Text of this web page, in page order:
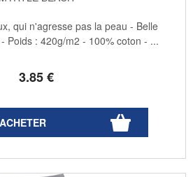
3.85€
qui n'agresse pas la peau - Belle
Poids : 420g/m2 - 100% coton - ...